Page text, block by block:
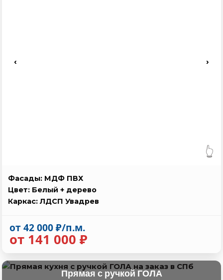
‹ ›
👆
Фасады: МДФ ПВХ
Цвет: Белый + дерево
Каркас: ЛДСП Увадрев
от 42 000 ₽/п.м.
от 141 000 ₽
Прямая с ручкой ГОЛА